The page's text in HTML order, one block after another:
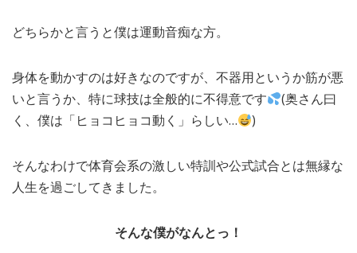
MEDIA– メディア掲載 TRAVEL
EVERYDAY– 日常ブログ
どちらかと言うと僕は運動音痴な方。
身体を動かすのは好きなのですが、不器用というか筋が悪
いと言うか、特に球技は全般的に不得意です
(奥さん曰
く、僕は「ヒョコヒョコ動く」らしい…
)
そんなわけで体育会系の激しい特訓や公式試合とは無縁な
人生を過ごしてきました。
そんな僕がなんとっ！